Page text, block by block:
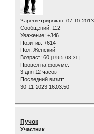
Зарегистрирован: 07-10-2013
Сообщений: 112
Уважение: +346
Позитив: +614
Пол: Женский
Возраст: 60 [1965-08-31]
Провел на форуме:
3 дня 12 часов
Последний визит:
30-11-2023 16:03:50
Пучок
Участник